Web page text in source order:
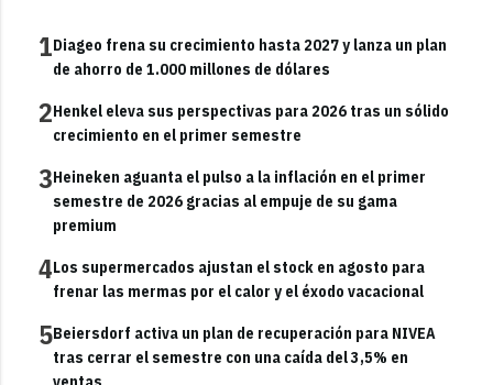
1Diageo frena su crecimiento hasta 2027 y lanza un plan
de ahorro de 1.000 millones de dólares
2Henkel eleva sus perspectivas para 2026 tras un sólido
crecimiento en el primer semestre
3Heineken aguanta el pulso a la inflación en el primer
semestre de 2026 gracias al empuje de su gama
premium
4Los supermercados ajustan el stock en agosto para
frenar las mermas por el calor y el éxodo vacacional
5Beiersdorf activa un plan de recuperación para NIVEA
tras cerrar el semestre con una caída del 3,5% en